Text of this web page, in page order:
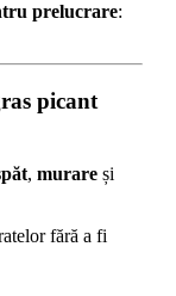
prelucrare:
picant
, murare și
fără a fi